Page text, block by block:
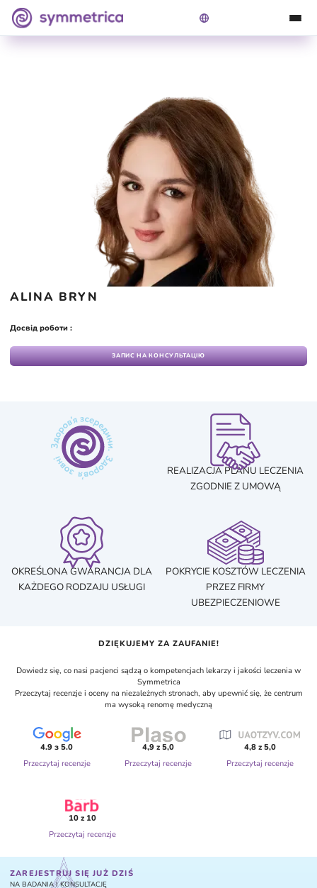
Симетрика > Наші лікарі > Alina Bryn
ALINA BRYN
Досвід роботи :
ЗАПИС НА КОНСУЛЬТАЦІЮ
REALIZACJA PLANU LECZENIA
ZGODNIE Z UMOWĄ
OKREŚLONA GWARANCJA DLA
KAŻDEGO RODZAJU USŁUGI
POKRYCIE KOSZTÓW LECZENIA
PRZEZ FIRMY
UBEZPIECZENIOWE
DZIĘKUJEMY ZA ZAUFANIE!
Dowiedz się, co nasi pacjenci sądzą o kompetencjach lekarzy i jakości leczenia w
Symmetrica
Przeczytaj recenzje i oceny na niezależnych stronach, aby upewnić się, że centrum
ma wysoką renomę medyczną
4.9 з 5.0
Przeczytaj recenzje
4,9 z 5,0
Przeczytaj recenzje
4,8 z 5,0
Przeczytaj recenzje
10 z 10
Przeczytaj recenzje
ZAREJESTRUJ SIĘ JUŻ DZIŚ
NA BADANIA I KONSULTACJĘ